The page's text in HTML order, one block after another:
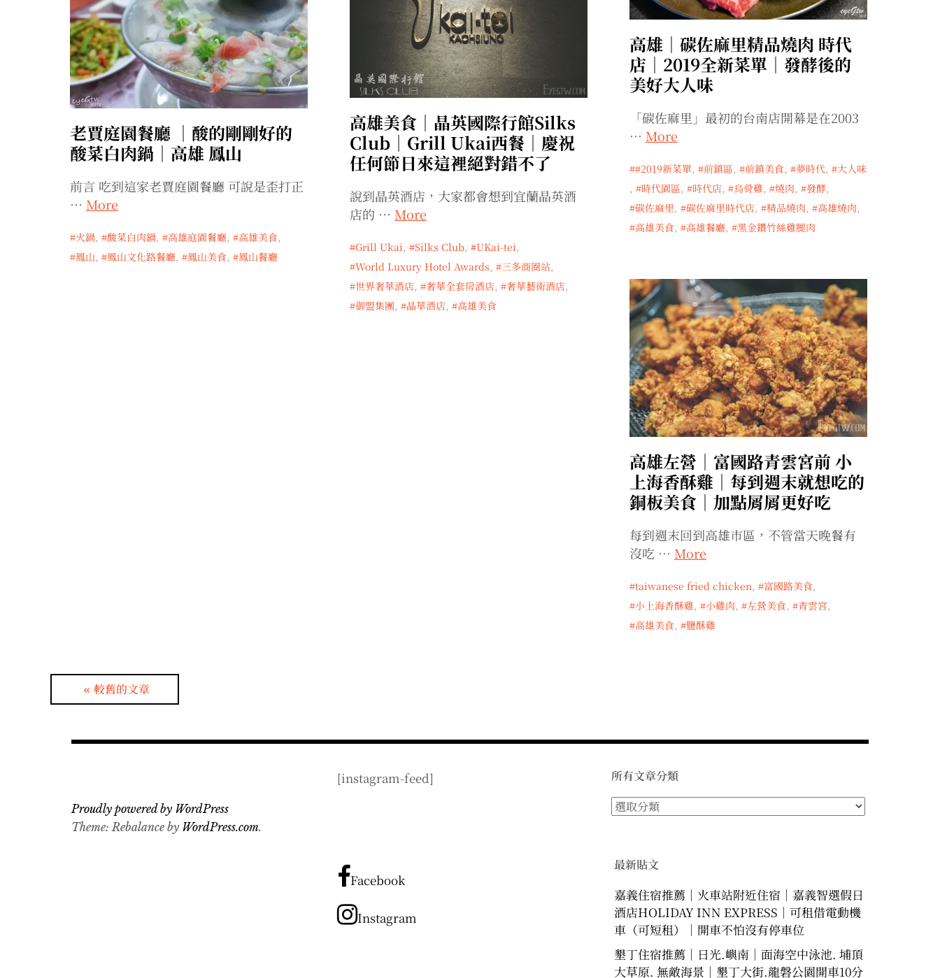
高雄｜碳佐麻里精品燒肉 時代
店｜2019全新菜單｜發酵後的
美好大人味
「碳佐麻里」最初的台南店開幕是在2003
… More
#2019新菜單, 前鎮區, 前鎮美食, 夢時代,
大人味
,
時代園區, 時代店, 烏骨雞, 燒肉, 發酵,
碳佐麻里, 碳佐麻里時代店, 精品燒肉, 高雄燒肉,
高雄美食, 高雄餐廳, 黑金鑽竹絲雞腿肉
高雄美食｜晶英國際行館Silks
Club｜Grill Ukai西餐｜慶祝
任何節日來這裡絕對錯不了
說到晶英酒店，大家都會想到宜蘭晶英酒
店的 … More
Grill Ukai, Silks Club, UKai-tei,
World Luxury Hotel Awards, 三多商圈站,
世界奢華酒店, 奢華全套房酒店, 奢華藝術酒店,
御盟集團, 晶華酒店, 高雄美食
老賈庭園餐廳 ｜酸的剛剛好的
酸菜白肉鍋｜高雄 鳳山
前言 吃到這家老賈庭園餐廳 可說是歪打正
… More
火鍋, 酸菜白肉鍋, 高雄庭園餐廳, 高雄美食,
鳳山, 鳳山文化路餐廳, 鳳山美食, 鳳山餐廳
高雄左營｜富國路青雲宮前 小
上海香酥雞｜每到週末就想吃的
銅板美食｜加點屑屑更好吃
每到週末回到高雄市區，不管當天晚餐有
沒吃 … More
taiwanese fried chicken, 富國路美食,
小上海香酥雞, 小雞肉, 左營美食, 青雲宮,
高雄美食, 鹽酥雞
較舊的文章
[instagram-feed] 所有文章分類
所
章
分
類
Facebook
Instagram
最新貼文
嘉義住宿推薦｜火車站附近住宿｜嘉義智選假日
酒店HOLIDAY INN EXPRESS｜可租借電動機
車（可短租）｜開車不怕沒有停車位
墾丁住宿推薦｜日光.嶼南｜面海空中泳池. 埔頂
大草原. 無敵海景｜墾丁大街.龍磐公園開車10分
Proudly powered by WordPress
Theme: Rebalance by WordPress.com.